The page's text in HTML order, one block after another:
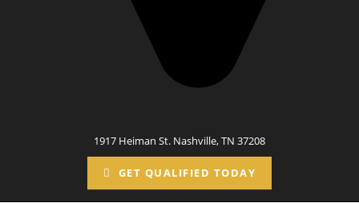
1917 Heiman St. Nashville, TN 37208
GET QUALIFIED TODAY